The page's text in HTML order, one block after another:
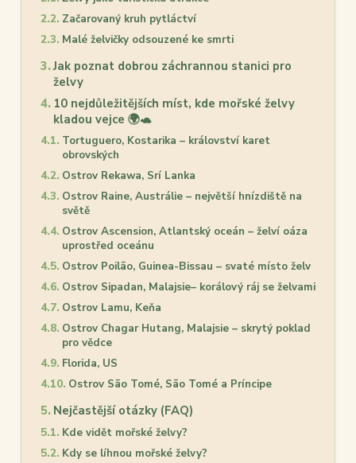
Začarovaný kruh pytláctví
Malé želvičky odsouzené ke smrti
Jak poznat dobrou záchrannou stanici pro
želvy
10 nejdůležitějších míst, kde mořské želvy
kladou vejce 🌍🐢
Tortuguero, Kostarika – království karet
obrovských
Ostrov Rekawa, Srí Lanka
Ostrov Raine, Austrálie – největší hnízdiště na
světě
Ostrov Ascension, Atlantský oceán – želví oáza
uprostřed oceánu
Ostrov Poilão, Guinea-Bissau – svaté místo želv
Ostrov Sipadan, Malajsie– korálový ráj se želvami
Ostrov Lamu, Keňa
Ostrov Chagar Hutang, Malajsie – skrytý poklad
pro vědce
Florida, US
Ostrov São Tomé, São Tomé a Príncipe
Nejčastější otázky (FAQ)
Kde vidět mořské želvy?
Kdy se líhnou mořské želvy?